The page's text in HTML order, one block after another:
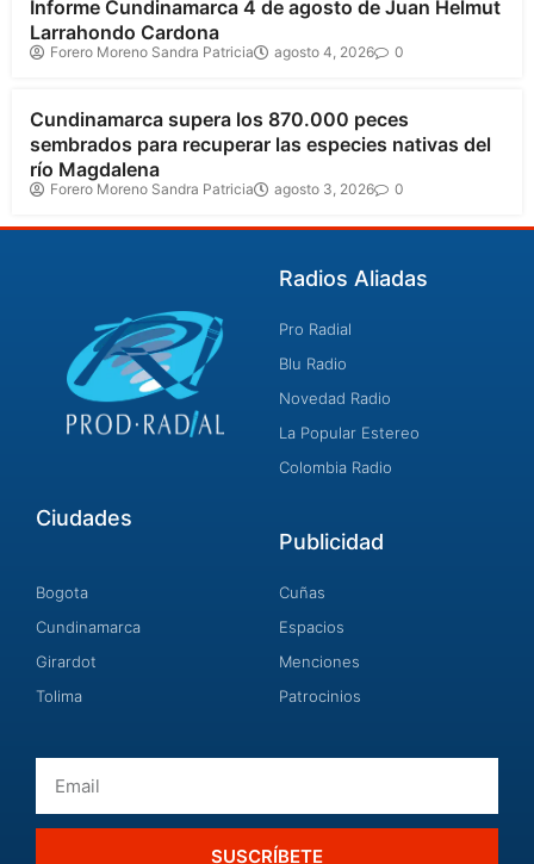
Informe Cundinamarca 4 de agosto de Juan Helmut
Larrahondo Cardona
Forero Moreno Sandra Patricia agosto 4, 2026 0
Cundinamarca
Cundinamarca supera los 870.000 peces
sembrados para recuperar las especies nativas del
río Magdalena
Forero Moreno Sandra Patricia agosto 3, 2026 0
Radios Aliadas
Pro Radial
Blu Radio
Novedad Radio
La Popular Estereo
Colombia Radio
Ciudades
Bogota
Cundinamarca
Girardot
Tolima
Publicidad
Cuñas
Espacios
Menciones
Patrocinios
SUSCRÍBETE